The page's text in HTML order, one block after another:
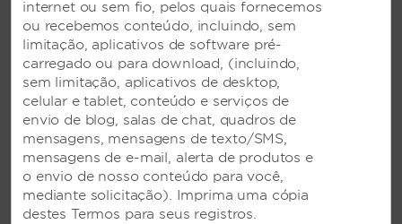
Localizações globais
Fazendo do mundo um lugar mais
confortável, uma estadia por vez
De destinos dos sonhos aos melhores lugares para
conferências, garantimos tudo para você. Com o
Wyndham Hotels & Resorts presente em cinco
continentes, em 22 países — localizado nos
melhores destinos de resorts e nos centros urbanos
mais badalados — você encontrará o conforto onde
internet ou sem fio, pelos quais fornecemos
ou recebemos conteúdo, incluindo, sem
limitação, aplicativos de software pré-
carregado ou para download, (incluindo,
sem limitação, aplicativos de desktop,
celular e tablet, conteúdo e serviços de
envio de blog, salas de chat, quadros de
mensagens, mensagens de texto/SMS,
mensagens de e-mail, alerta de produtos e
o envio de nosso conteúdo para você,
mediante solicitação). Imprima uma cópia
destes Termos para seus registros.